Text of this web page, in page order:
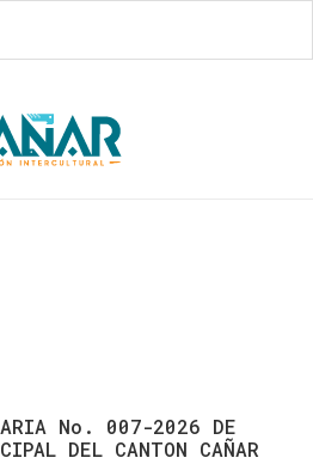
No. 007-2026 DE
DEL CANTON CAÑAR